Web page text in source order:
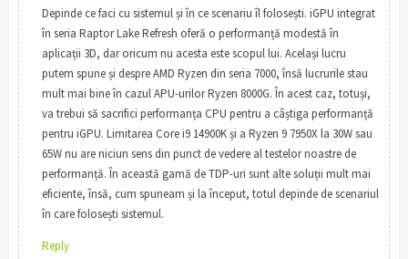
Depinde ce faci cu sistemul și în ce scenariu îl folosești. iGPU integrat
în seria Raptor Lake Refresh oferă o performanță modestă în
aplicații 3D, dar oricum nu acesta este scopul lui. Același lucru
putem spune și despre AMD Ryzen din seria 7000, însă lucrurile stau
mult mai bine în cazul APU-urilor Ryzen 8000G. În acest caz, totuși,
va trebui să sacrifici performanța CPU pentru a câștiga performanță
pentru iGPU. Limitarea Core i9 14900K și a Ryzen 9 7950X la 30W sau
65W nu are niciun sens din punct de vedere al testelor noastre de
performanță. În această gamă de TDP-uri sunt alte soluții mult mai
eficiente, însă, cum spuneam și la început, totul depinde de scenariul
în care folosești sistemul.
Reply